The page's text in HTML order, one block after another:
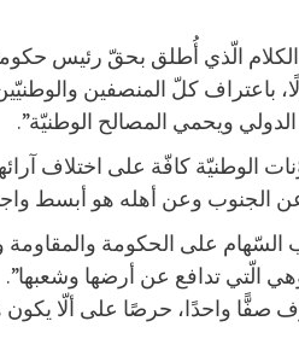
“الكلام الّذي أُطلق بحقّ رئيس
باعتراف كلّ المنصفين
ويحمي المصالح الوطنيّة”.
كافّة على اختلاف
عن الجنوب وعن أهله هو أبسط
على الحكومة والمقاومة
صفًّا واحدًا، حرصًا على ألّا